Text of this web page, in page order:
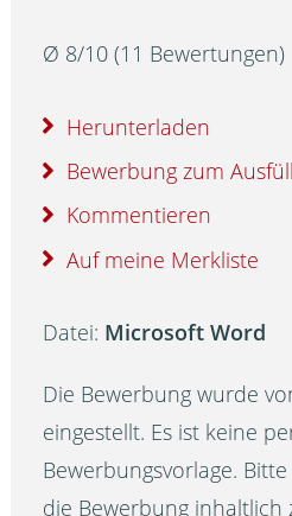
Ø 8/10 (11 Bewertungen)
Herunterladen
Bewerbung zum
Kommentieren
Auf meine Merkliste
Datei: Microsoft Word
Die Bewerbung wurde
eingestellt. Es ist keine
Bewerbungsvorlage.
die Bewerbung inhaltlich